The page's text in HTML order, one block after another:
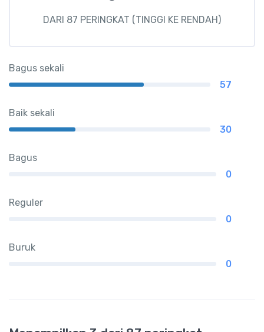
DARI 87 PERINGKAT (TINGGI KE RENDAH)
Bagus sekali
57
Baik sekali
30
Bagus
0
Reguler
0
Buruk
0